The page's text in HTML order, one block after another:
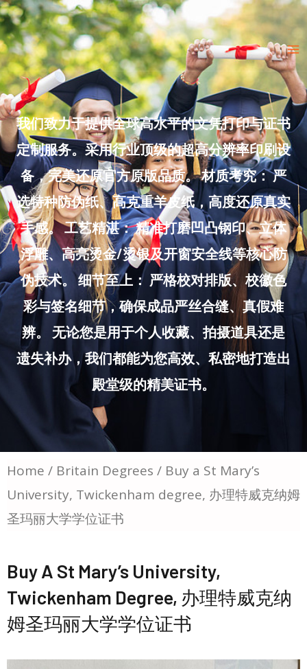
Skip
to
content
我们致力于提供全球高水平的文凭打印与证书
定制服务。采用行业顶级的超高分辨率印刷设
备，完美还原官方原版品质。 材质考究： 严
选特种防伪纸、高克重羊皮纸，高度还原真实
手感。 工艺精湛： 精准打磨凹凸钢印、立体
浮雕、高亮烫金/烫银及开窗安全线等核心防
伪技术。 细节至上： 严格校对排版、校徽色
彩与签名细节，确保成品严丝合缝、真假难
辨。 无论您是用于个人收藏、拍摄道具还是
遗失补办，我们都能为您高效、私密地打造出
殿堂级的精美证书。
Home / Britain Degrees / Buy a St Mary’s
University, Twickenham degree, 办理特威克纳姆
圣玛丽大学学位证书
Buy A St Mary’s University,
Twickenham Degree, 办理特威克纳
姆圣玛丽大学学位证书